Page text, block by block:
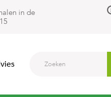
in de